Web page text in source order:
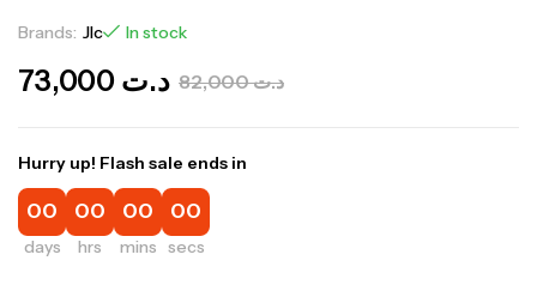
Brands: Jlc In stock
د.ت82,000 د.ت
Hurry up! Flash sale ends in
00
days
00
hrs
00
mins
00
secs